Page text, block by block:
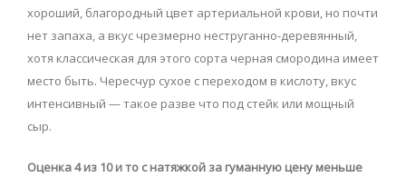
хороший, благородный цвет артериальной крови, но почти
нет запаха, а вкус чрезмерно неструганно-деревянный,
хотя классическая для этого сорта черная смородина имеет
место быть. Чересчур сухое с переходом в кислоту, вкус
интенсивный — такое разве что под стейк или мощный
сыр.
Оценка 4 из 10 и то с натяжкой за гуманную цену меньше